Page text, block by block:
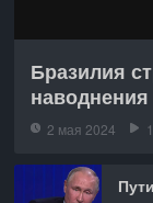
Бразилия
наводнения
2 мая 2024